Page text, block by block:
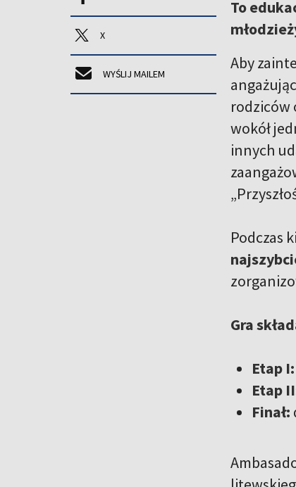
X
WYŚLIJ MAILEM
To
Aby
rodziców
wokół
innych
Podczas
Gra
Etap I:
Etap
Finał: